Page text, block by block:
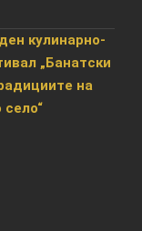
кулинарно-
„Банатски
на